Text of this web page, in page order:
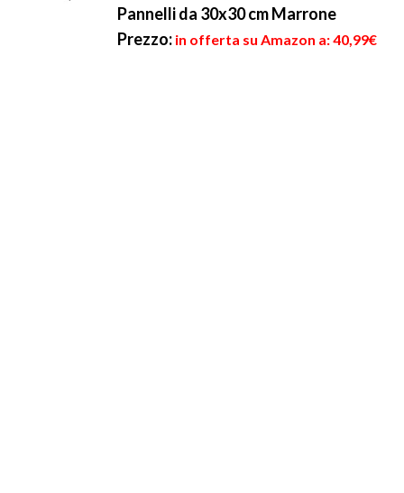
Pannelli da 30x30 cm Marrone
Prezzo: in offerta su Amazon a: 40,99€